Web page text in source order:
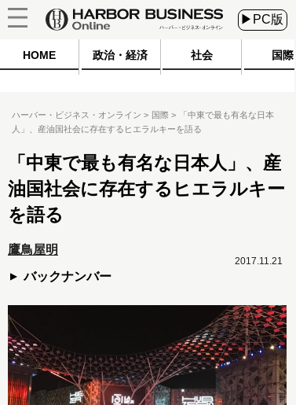
▶PC版
HOME 政治・経済 社会 国際
ハーバー・ビジネス・オンライン 国際
「中東で最も有名な日本
人」、産油国社会に存在するヒエラルキーを語る
「中東で最も有名な日本人」、産
油国社会に存在するヒエラルキー
を語る
鷹鳥屋明
バックナンバー
2017.11.21